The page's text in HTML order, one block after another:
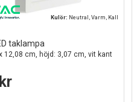
Kulör: Neutral, Varm, Kall
taklampa
12,08 cm, höjd: 3,07 cm, vit kant